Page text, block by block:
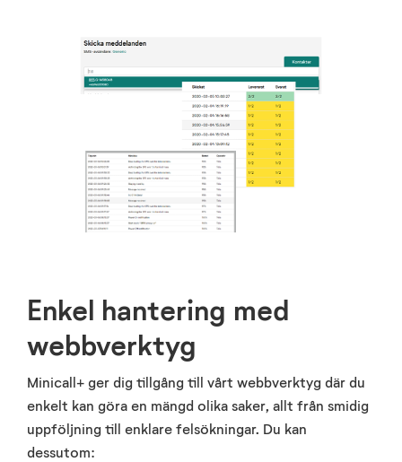
Enkel hantering med
webbverktyg
Minicall+ ger dig tillgång till vårt webbverktyg där du
enkelt kan göra en mängd olika saker, allt från smidig
uppföljning till enklare felsökningar. Du kan
dessutom: